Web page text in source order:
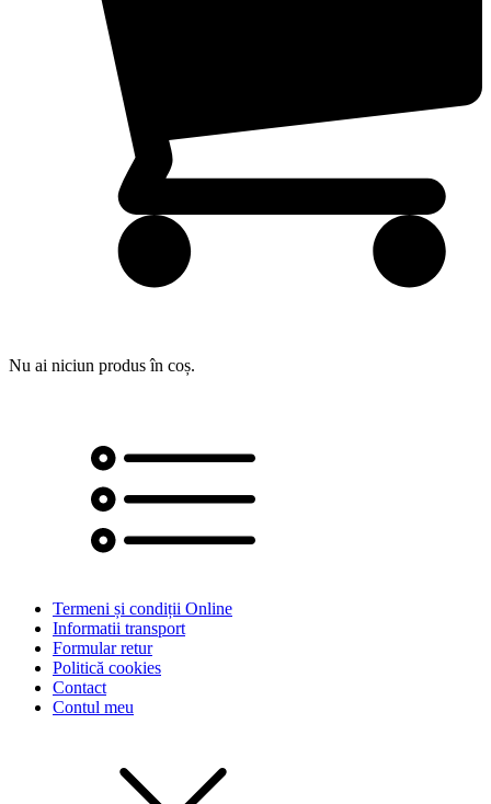
Nu ai niciun produs în coș.
Termeni și condiții Online
Informatii transport
Formular retur
Politică cookies
Contact
Contul meu